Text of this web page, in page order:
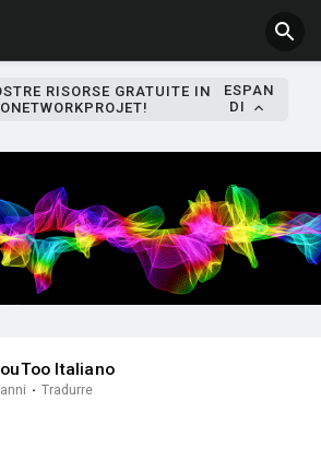
RISORSE GRATUITE IN
ESPAN
DI
Italiano
· Tradurre